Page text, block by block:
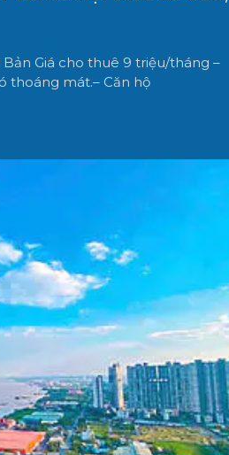
Giá cho thuê 9 triệu/tháng –
thoáng mát.– Căn hộ